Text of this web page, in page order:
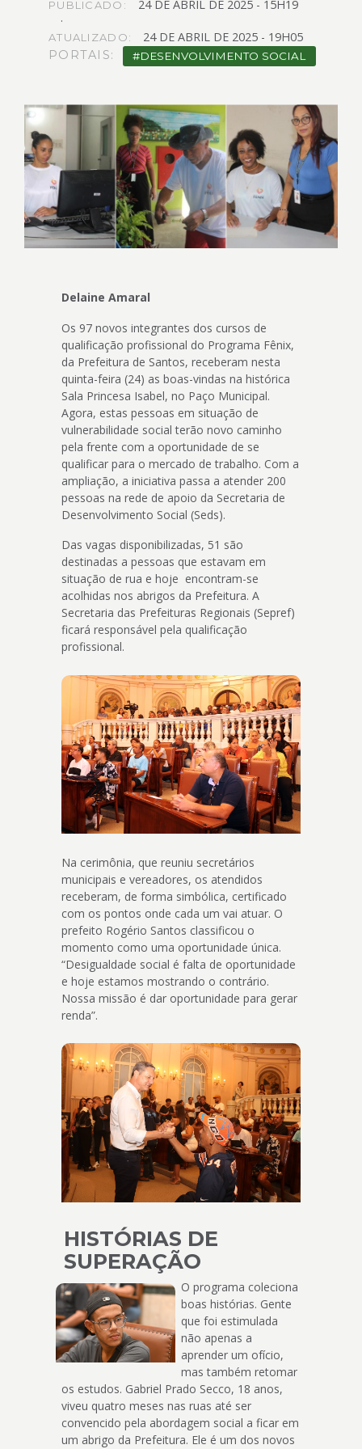
Acessibilidade
PUBLICADO: 24 DE ABRILDE 2025 - 15H19
ATUALIZADO: 24 DEABRIL DE 2025 - 19H05
PORTAIS: DESENVOLVIMENTO SOCIAL
Delaine Amaral
Os 97 novos integrantes dos cursos de
qualificação profissional do Programa Fênix,
da Prefeitura de Santos, receberam nesta
quinta-feira (24) as boas-vindas na histórica
Sala Princesa Isabel, no Paço Municipal.
Agora, estas pessoas em situação de
vulnerabilidade social terão novo caminho
pela frente com a oportunidade de se
qualificar para o mercado de trabalho. Com a
ampliação, a iniciativa passa a atender 200
pessoas na rede de apoio da Secretaria de
Desenvolvimento Social (Seds).
Das vagas disponibilizadas, 51 são
destinadas a pessoas que estavam em
situação de rua e hoje encontram-se
acolhidas nos abrigos da Prefeitura. A
Secretaria das Prefeituras Regionais (Sepref)
ficará responsável pela qualificação
profissional.
Na cerimônia, que reuniu secretários
municipais e vereadores, os atendidos
receberam, de forma simbólica, certificado
com os pontos onde cada um vai atuar. O
prefeito Rogério Santos classificou o
momento como uma oportunidade única.
“Desigualdade social é falta de oportunidade
e hoje estamos mostrando o contrário.
Nossa missão é dar oportunidade para gerar
renda”.
HISTÓRIAS DE
SUPERAÇÃO
O programa coleciona
boas histórias. Gente
que foi estimulada
não apenas a
aprender um ofício,
mas também retomar
os estudos. Gabriel Prado Secco, 18 anos,
viveu quatro meses nas ruas até ser
convencido pela abordagem social a ficar em
um abrigo da Prefeitura. Ele é um dos novos